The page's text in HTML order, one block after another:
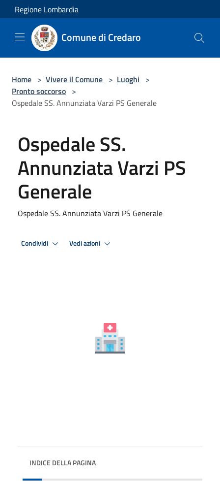
Salta al contenuto principale
Regione Lombardia
Comune di Credaro
Home > Vivere il Comune > Luoghi >
Pronto soccorso >
Ospedale SS. Annunziata Varzi PS Generale
Ospedale SS.
Annunziata Varzi PS
Generale
Ospedale SS. Annunziata Varzi PS Generale
Condividi Vedi azioni
INDICE DELLA PAGINA